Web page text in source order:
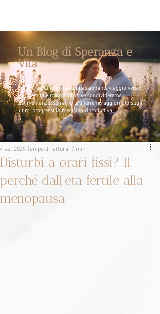
Un Blog di Speranza e
Vita
Unisciti a noi in questo appassionante viaggio verso
la paternità e maternità, dove condivideremo
testimonianze ispiratrici e ti terremo aggiornato sugli
ultimi progressi in medicina riproduttiva.
Disturbi a orari fissi? Il
perché dall’età fertile alla
menopausa
4 set 2025Tempo di lettura: 7 min